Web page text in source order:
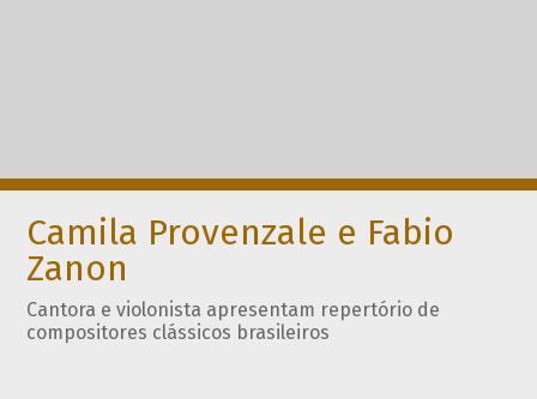
Camila Provenzale e Fabio
Zanon
Cantora e violonista apresentam repertório de
compositores clássicos brasileiros